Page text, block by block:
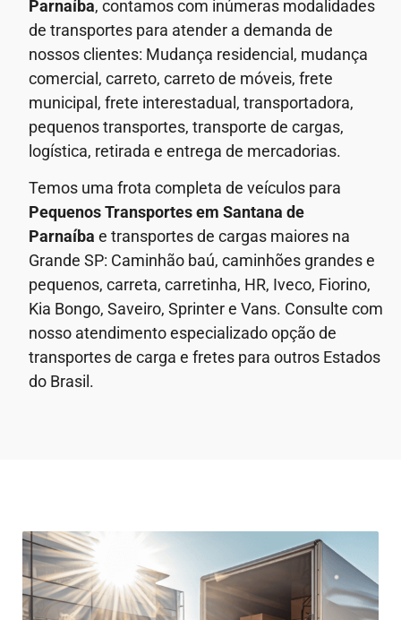
Parnaíba, contamos com inúmeras modalidades
de transportes para atender a demanda de
nossos clientes: Mudança residencial, mudança
comercial, carreto, carreto de móveis, frete
municipal, frete interestadual, transportadora,
pequenos transportes, transporte de cargas,
logística, retirada e entrega de mercadorias.
Temos uma frota completa de veículos para
Pequenos Transportes em Santana de
Parnaíba e transportes de cargas maiores na
Grande SP: Caminhão baú, caminhões grandes e
pequenos, carreta, carretinha, HR, Iveco, Fiorino,
Kia Bongo, Saveiro, Sprinter e Vans. Consulte com
nosso atendimento especializado opção de
transportes de carga e fretes para outros Estados
do Brasil.